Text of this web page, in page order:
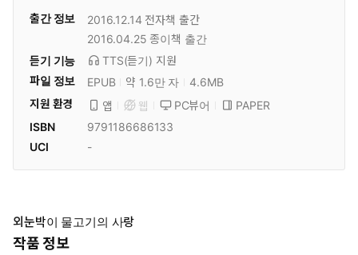
출간 정보 2016.12.14 전자책 출간
2016.04.25 종이책 출간
듣기 기능
TTS(듣기) 지원
파일 정보
EPUB 약 1.6만 자
4.6MB
지원 환경
앱 웹 PC뷰어
PAPER
ISBN
9791186686133
UCI
-
외눈박이 물고기의 사랑
작품 정보